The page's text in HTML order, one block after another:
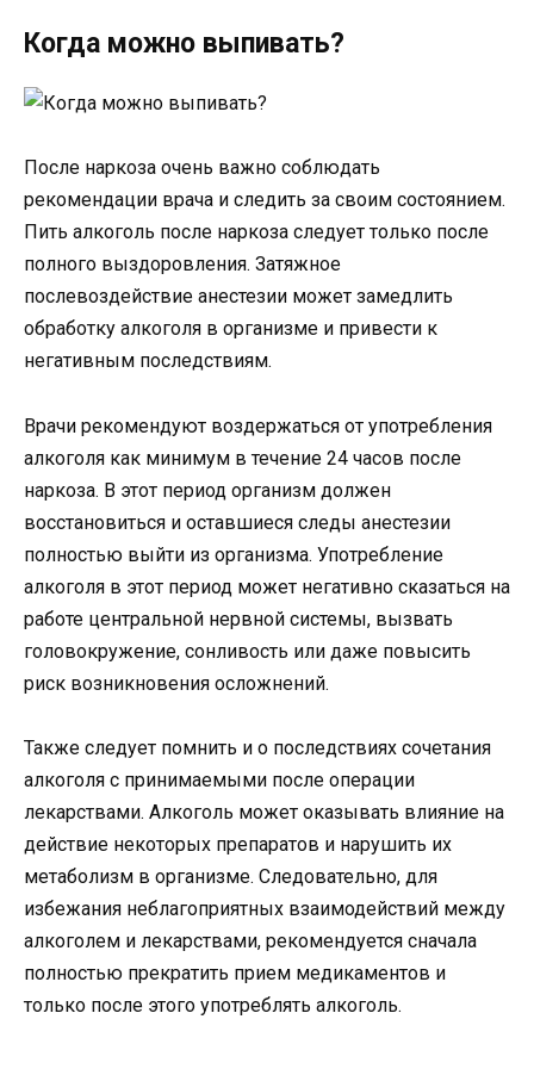
Когда можно выпивать?
После наркоза очень важно соблюдать
рекомендации врача и следить за своим состоянием.
Пить алкоголь после наркоза следует только после
полного выздоровления. Затяжное
послевоздействие анестезии может замедлить
обработку алкоголя в организме и привести к
негативным последствиям.
Врачи рекомендуют воздержаться от употребления
алкоголя как минимум в течение 24 часов после
наркоза. В этот период организм должен
восстановиться и оставшиеся следы анестезии
полностью выйти из организма. Употребление
алкоголя в этот период может негативно сказаться на
работе центральной нервной системы, вызвать
головокружение, сонливость или даже повысить
риск возникновения осложнений.
Также следует помнить и о последствиях сочетания
алкоголя с принимаемыми после операции
лекарствами. Алкоголь может оказывать влияние на
действие некоторых препаратов и нарушить их
метаболизм в организме. Следовательно, для
избежания неблагоприятных взаимодействий между
алкоголем и лекарствами, рекомендуется сначала
полностью прекратить прием медикаментов и
только после этого употреблять алкоголь.